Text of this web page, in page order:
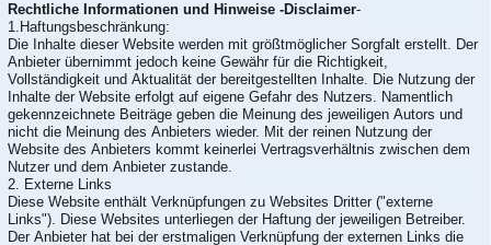
Rechtliche Informationen und Hinweise -Disclaimer-
1.Haftungsbeschränkung:
Die Inhalte dieser Website werden mit größtmöglicher Sorgfalt erstellt. Der
Anbieter übernimmt jedoch keine Gewähr für die Richtigkeit,
Vollständigkeit und Aktualität der bereitgestellten Inhalte. Die Nutzung der
Inhalte der Website erfolgt auf eigene Gefahr des Nutzers. Namentlich
gekennzeichnete Beiträge geben die Meinung des jeweiligen Autors und
nicht die Meinung des Anbieters wieder. Mit der reinen Nutzung der
Website des Anbieters kommt keinerlei Vertragsverhältnis zwischen dem
Nutzer und dem Anbieter zustande.
2. Externe Links
Diese Website enthält Verknüpfungen zu Websites Dritter ("externe
Links"). Diese Websites unterliegen der Haftung der jeweiligen Betreiber.
Der Anbieter hat bei der erstmaligen Verknüpfung der externen Links die